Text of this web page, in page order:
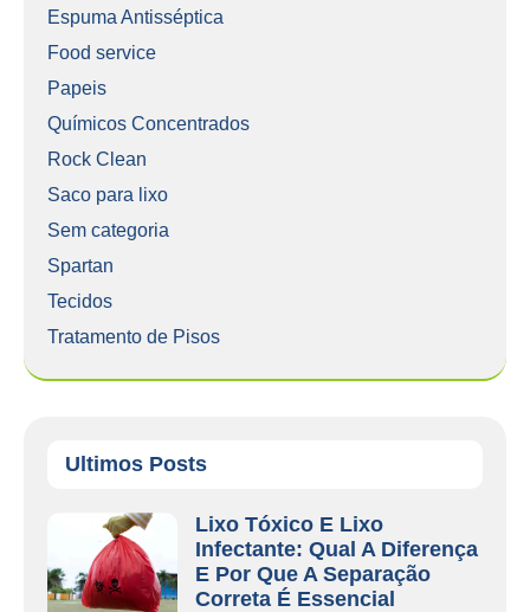
Espuma Antisséptica
Food service
Papeis
Químicos Concentrados
Rock Clean
Saco para lixo
Sem categoria
Spartan
Tecidos
Tratamento de Pisos
Ultimos Posts
Lixo Tóxico E Lixo
Infectante: Qual A Diferença
E Por Que A Separação
Correta É Essencial